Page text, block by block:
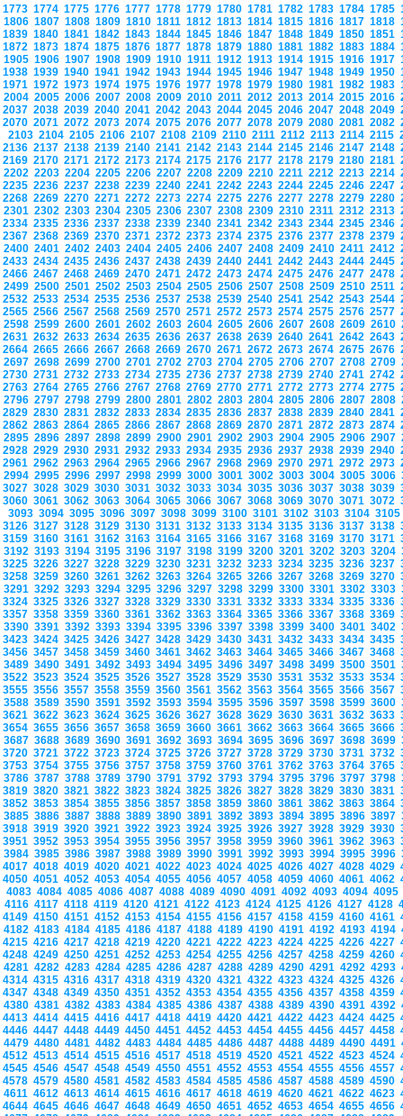
1773 1774 1775 1776 1777 1778 1779 1780 1781 1782 1783 1784 1785
1806 1807 1808 1809 1810 1811 1812 1813 1814 1815 1816 1817 1818
1839 1840 1841 1842 1843 1844 1845 1846 1847 1848 1849 1850 1851
1872 1873 1874 1875 1876 1877 1878 1879 1880 1881 1882 1883 1884
1905 1906 1907 1908 1909 1910 1911 1912 1913 1914 1915 1916 1917
1938 1939 1940 1941 1942 1943 1944 1945 1946 1947 1948 1949 1950
1971 1972 1973 1974 1975 1976 1977 1978 1979 1980 1981 1982 1983
2004 2005 2006 2007 2008 2009 2010 2011 2012 2013 2014 2015 2016
2037 2038 2039 2040 2041 2042 2043 2044 2045 2046 2047 2048 2049
2070 2071 2072 2073 2074 2075 2076 2077 2078 2079 2080 2081 2082
2103 2104 2105 2106 2107 2108 2109 2110 2111 2112 2113 2114 2115
2136 2137 2138 2139 2140 2141 2142 2143 2144 2145 2146 2147 2148
2169 2170 2171 2172 2173 2174 2175 2176 2177 2178 2179 2180 2181
2202 2203 2204 2205 2206 2207 2208 2209 2210 2211 2212 2213 2214
2235 2236 2237 2238 2239 2240 2241 2242 2243 2244 2245 2246 2247
2268 2269 2270 2271 2272 2273 2274 2275 2276 2277 2278 2279 2280
2301 2302 2303 2304 2305 2306 2307 2308 2309 2310 2311 2312 2313
2334 2335 2336 2337 2338 2339 2340 2341 2342 2343 2344 2345 2346
2367 2368 2369 2370 2371 2372 2373 2374 2375 2376 2377 2378 2379
2400 2401 2402 2403 2404 2405 2406 2407 2408 2409 2410 2411 2412
2433 2434 2435 2436 2437 2438 2439 2440 2441 2442 2443 2444 2445
2466 2467 2468 2469 2470 2471 2472 2473 2474 2475 2476 2477 2478
2499 2500 2501 2502 2503 2504 2505 2506 2507 2508 2509 2510 2511
2532 2533 2534 2535 2536 2537 2538 2539 2540 2541 2542 2543 2544
2565 2566 2567 2568 2569 2570 2571 2572 2573 2574 2575 2576 2577
2598 2599 2600 2601 2602 2603 2604 2605 2606 2607 2608 2609 2610
2631 2632 2633 2634 2635 2636 2637 2638 2639 2640 2641 2642 2643
2664 2665 2666 2667 2668 2669 2670 2671 2672 2673 2674 2675 2676
2697 2698 2699 2700 2701 2702 2703 2704 2705 2706 2707 2708 2709
2730 2731 2732 2733 2734 2735 2736 2737 2738 2739 2740 2741 2742
2763 2764 2765 2766 2767 2768 2769 2770 2771 2772 2773 2774 2775
2796 2797 2798 2799 2800 2801 2802 2803 2804 2805 2806 2807 2808
2829 2830 2831 2832 2833 2834 2835 2836 2837 2838 2839 2840 2841
2862 2863 2864 2865 2866 2867 2868 2869 2870 2871 2872 2873 2874
2895 2896 2897 2898 2899 2900 2901 2902 2903 2904 2905 2906 2907
2928 2929 2930 2931 2932 2933 2934 2935 2936 2937 2938 2939 2940
2961 2962 2963 2964 2965 2966 2967 2968 2969 2970 2971 2972 2973
2994 2995 2996 2997 2998 2999 3000 3001 3002 3003 3004 3005 3006
3027 3028 3029 3030 3031 3032 3033 3034 3035 3036 3037 3038 3039
3060 3061 3062 3063 3064 3065 3066 3067 3068 3069 3070 3071 3072
3093 3094 3095 3096 3097 3098 3099 3100 3101 3102 3103 3104
3126 3127 3128 3129 3130 3131 3132 3133 3134 3135 3136 3137 3138
3159 3160 3161 3162 3163 3164 3165 3166 3167 3168 3169 3170 3171
3192 3193 3194 3195 3196 3197 3198 3199 3200 3201 3202 3203 3204
3225 3226 3227 3228 3229 3230 3231 3232 3233 3234 3235 3236 3237
3258 3259 3260 3261 3262 3263 3264 3265 3266 3267 3268 3269 3270
3291 3292 3293 3294 3295 3296 3297 3298 3299 3300 3301 3302 3303
3324 3325 3326 3327 3328 3329 3330 3331 3332 3333 3334 3335 3336
3357 3358 3359 3360 3361 3362 3363 3364 3365 3366 3367 3368 3369
3390 3391 3392 3393 3394 3395 3396 3397 3398 3399 3400 3401 3402
3423 3424 3425 3426 3427 3428 3429 3430 3431 3432 3433 3434 3435
3456 3457 3458 3459 3460 3461 3462 3463 3464 3465 3466 3467 3468
3489 3490 3491 3492 3493 3494 3495 3496 3497 3498 3499 3500 3501
3522 3523 3524 3525 3526 3527 3528 3529 3530 3531 3532 3533 3534
3555 3556 3557 3558 3559 3560 3561 3562 3563 3564 3565 3566 3567
3588 3589 3590 3591 3592 3593 3594 3595 3596 3597 3598 3599 3600
3621 3622 3623 3624 3625 3626 3627 3628 3629 3630 3631 3632 3633
3654 3655 3656 3657 3658 3659 3660 3661 3662 3663 3664 3665 3666
3687 3688 3689 3690 3691 3692 3693 3694 3695 3696 3697 3698 3699
3720 3721 3722 3723 3724 3725 3726 3727 3728 3729 3730 3731 3732
3753 3754 3755 3756 3757 3758 3759 3760 3761 3762 3763 3764 3765
3786 3787 3788 3789 3790 3791 3792 3793 3794 3795 3796 3797 3798
3819 3820 3821 3822 3823 3824 3825 3826 3827 3828 3829 3830 3831
3852 3853 3854 3855 3856 3857 3858 3859 3860 3861 3862 3863 3864
3885 3886 3887 3888 3889 3890 3891 3892 3893 3894 3895 3896 3897
3918 3919 3920 3921 3922 3923 3924 3925 3926 3927 3928 3929 3930
3951 3952 3953 3954 3955 3956 3957 3958 3959 3960 3961 3962 3963
3984 3985 3986 3987 3988 3989 3990 3991 3992 3993 3994 3995 3996
4017 4018 4019 4020 4021 4022 4023 4024 4025 4026 4027 4028 4029
4050 4051 4052 4053 4054 4055 4056 4057 4058 4059 4060 4061 4062
4083 4084 4085 4086 4087 4088 4089 4090 4091 4092 4093 4094 4095
4116 4117 4118 4119 4120 4121 4122 4123 4124 4125 4126 4127 4128
4149 4150 4151 4152 4153 4154 4155 4156 4157 4158 4159 4160 4161
4182 4183 4184 4185 4186 4187 4188 4189 4190 4191 4192 4193 4194
4215 4216 4217 4218 4219 4220 4221 4222 4223 4224 4225 4226 4227
4248 4249 4250 4251 4252 4253 4254 4255 4256 4257 4258 4259 4260
4281 4282 4283 4284 4285 4286 4287 4288 4289 4290 4291 4292 4293
4314 4315 4316 4317 4318 4319 4320 4321 4322 4323 4324 4325 4326
4347 4348 4349 4350 4351 4352 4353 4354 4355 4356 4357 4358 4359
4380 4381 4382 4383 4384 4385 4386 4387 4388 4389 4390 4391 4392
4413 4414 4415 4416 4417 4418 4419 4420 4421 4422 4423 4424 4425
4446 4447 4448 4449 4450 4451 4452 4453 4454 4455 4456 4457 4458
4479 4480 4481 4482 4483 4484 4485 4486 4487 4488 4489 4490 4491
4512 4513 4514 4515 4516 4517 4518 4519 4520 4521 4522 4523 4524
4545 4546 4547 4548 4549 4550 4551 4552 4553 4554 4555 4556 4557
4578 4579 4580 4581 4582 4583 4584 4585 4586 4587 4588 4589 4590
4611 4612 4613 4614 4615 4616 4617 4618 4619 4620 4621 4622 4623
4644 4645 4646 4647 4648 4649 4650 4651 4652 4653 4654 4655 4656